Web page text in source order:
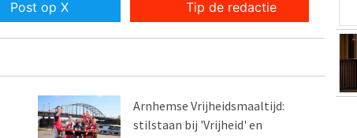
Post op X Tip de redactie
Arnhemse Vrijheidsmaaltijd:
stilstaan bij 'Vrijheid' en